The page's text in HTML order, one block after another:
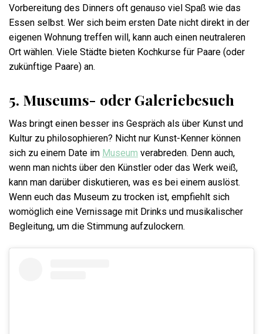
Vorbereitung des Dinners oft genauso viel Spaß wie das
Essen selbst. Wer sich beim ersten Date nicht direkt in der
eigenen Wohnung treffen will, kann auch einen neutraleren
Ort wählen. Viele Städte bieten Kochkurse für Paare (oder
zukünftige Paare) an.
5. Museums- oder Galeriebesuch
Was bringt einen besser ins Gespräch als über Kunst und
Kultur zu philosophieren? Nicht nur Kunst-Kenner können
sich zu einem Date im Museum verabreden. Denn auch,
wenn man nichts über den Künstler oder das Werk weiß,
kann man darüber diskutieren, was es bei einem auslöst.
Wenn euch das Museum zu trocken ist, empfiehlt sich
womöglich eine Vernissage mit Drinks und musikalischer
Begleitung, um die Stimmung aufzulockern.